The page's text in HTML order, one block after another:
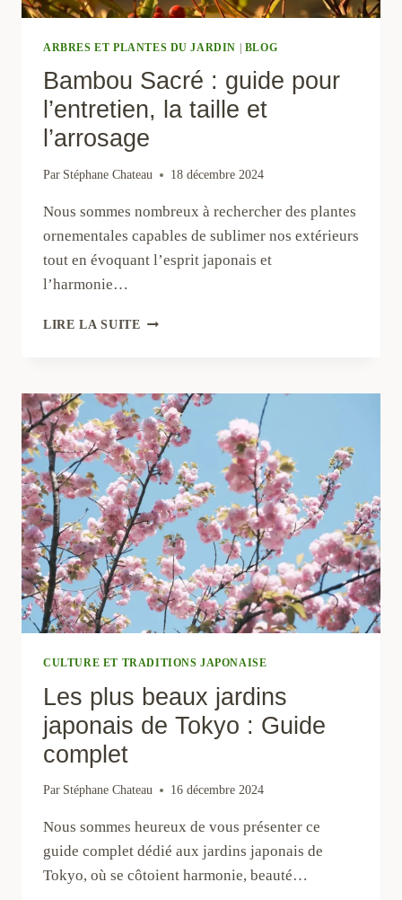
ARBRES ET PLANTES DU JARDIN | BLOG
Bambou Sacré : guide pour
l’entretien, la taille et
l’arrosage
Par Stéphane Chateau 18 décembre 2024
Nous sommes nombreux à rechercher des plantes
ornementales capables de sublimer nos extérieurs
tout en évoquant l’esprit japonais et
l’harmonie…
LIRE LA SUITE BAMBOU
POUR
L’ENTRETIEN,
LA
TAILLE
ET
L’ARROSAGE
CULTURE ET TRADITIONS JAPONAISE
Les plus beaux jardins
japonais de Tokyo : Guide
complet
Par Stéphane Chateau 16 décembre 2024
Nous sommes heureux de vous présenter ce
guide complet dédié aux jardins japonais de
Tokyo, où se côtoient harmonie, beauté…